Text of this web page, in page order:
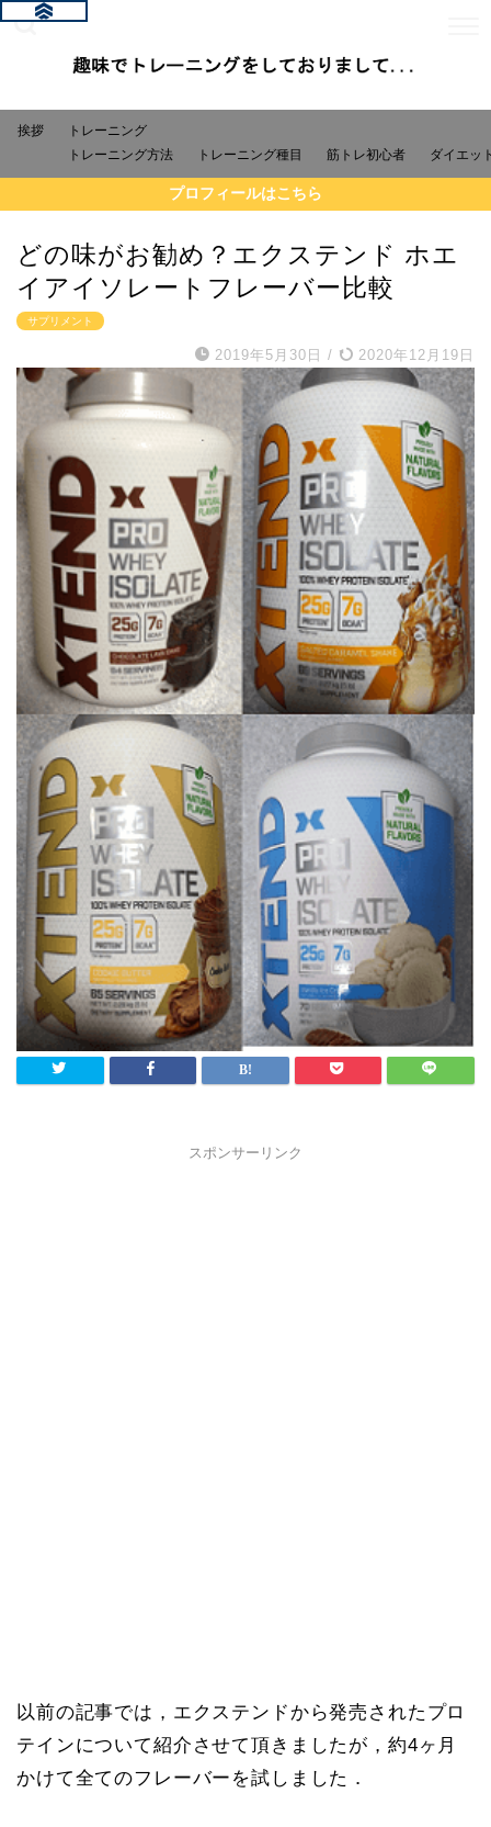
挨拶
トレーニング
トレーニング方法
トレーニング種目 筋トレ初心者 ダイエッ
プロフィールはこちら
どの味がお勧め？エクステンド ホエ
イアイソレートフレーバー比較
サプリメント
2019年5月30日 / 2020年12月19日
スポンサーリンク
以前の記事では，エクステンドから発売されたプロ
テインについて紹介させて頂きましたが，約4ヶ月
かけて全てのフレーバーを試しました．